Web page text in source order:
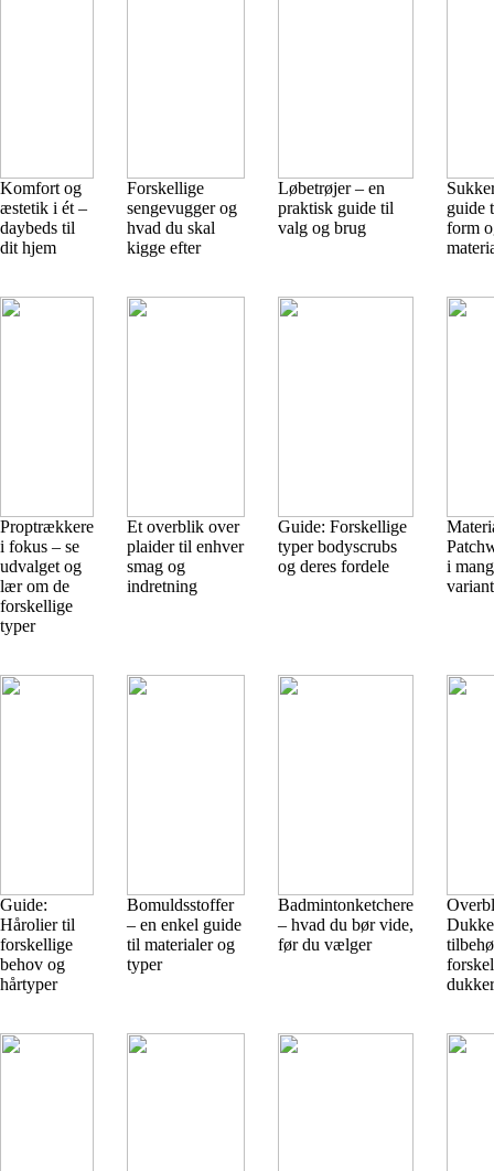
Komfort og
æstetik i ét –
daybeds til
dit hjem
Forskellige
sengevugger og
hvad du skal
kigge efter
Løbetrøjer – en
praktisk guide til
valg og brug
guide
form
Proptrækkere
i fokus – se
udvalget og
lær om de
forskellige
typer
Et overblik over
plaider til enhver
smag og
indretning
Guide: Forskellige
typer bodyscrubs
og deres fordele
i
Guide:
Hårolier til
forskellige
behov og
hårtyper
Bomuldsstoffer
– en enkel guide
til materialer og
typer
Badmintonketchere
– hvad du bør vide,
før du vælger
dukker